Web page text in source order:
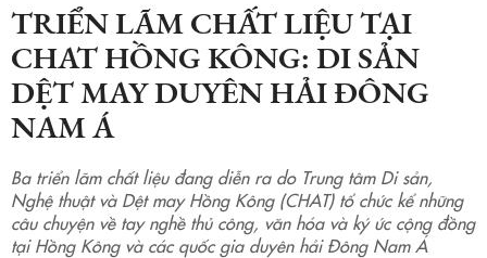
TRIỂN LÃM CHẤT LIỆU TẠI
CHAT HỒNG KÔNG: DI SẢN
DỆT MAY DUYÊN HẢI ĐÔNG
NAM Á
Ba triển lãm chất liệu đang diễn ra do Trung tâm Di sản,
Nghệ thuật và Dệt may Hồng Kông (CHAT) tổ chức kể những
câu chuyện về tay nghề thủ công, văn hóa và ký ức cộng đồng
tại Hồng Kông và các quốc gia duyên hải Đông Nam Á